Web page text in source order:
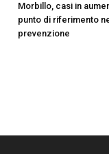
Morbillo, casi in
punto di riferimento
prevenzione